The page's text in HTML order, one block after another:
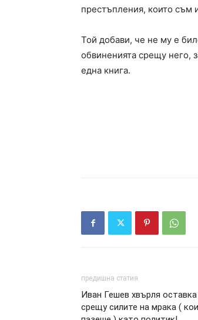
престъпления, които съм
Той добави, че не му е
обвиненията срещу него,
една книга.
предишна статия
Иван Гешев хвърля
срещу силите на мрака (